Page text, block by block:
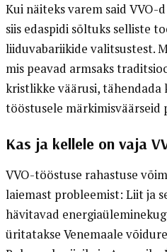
Kui näiteks varem said VVO-
siis edaspidi sõltuks selliste
liiduvabariikide valitsustest.
mis peavad armsaks
kristlikke väärusi,
tööstusele märkimisväärseid
Kas ja kellele on vaja
VVO-tööstuse rahastuse
laiemast probleemist: Liit ja
hävitavad
üritatakse Venemaale